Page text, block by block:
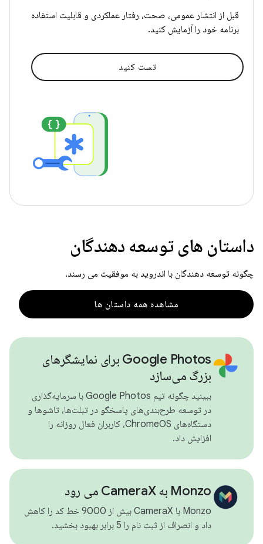
قبل از انتشار عمومی، صحت، رفتار عملکردی و قابلیت استفاده
برنامه خود را آزمایش کنید.
تست کنید
داستان های توسعه دهندگان
چگونه توسعه دهندگان با اندروید به موفقیت می رسند.
مشاهده همه داستان ها
Google Photos برای نمایشگرهای
بزرگ می‌سازد
ببینید چگونه تیم Google Photos با سرمایه‌گذاری
در توسعه طرح‌بندی‌های پاسخگو در تبلت‌ها، تاشوها و
دستگاه‌های ChromeOS، کاربران فعال روزانه را
افزایش داد.
Monzo به CameraX می رود
Monzo با CameraX بیش از 9000 خط کد را کاهش
داد و انصراف از ثبت نام را 5 برابر بهبود بخشید.